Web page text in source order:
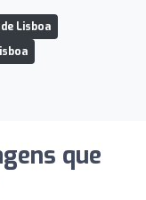
Lisboa
que